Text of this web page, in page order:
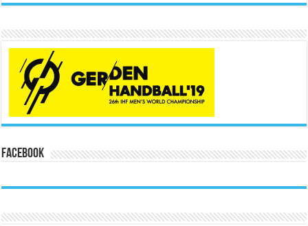
Facebook